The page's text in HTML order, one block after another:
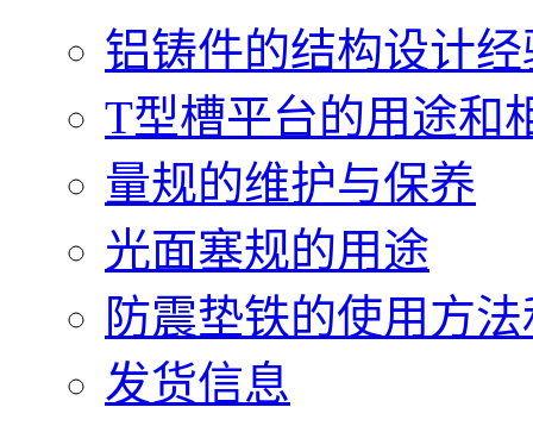
铝铸件的结构设计经
T型槽平台的用途和
量规的维护与保养
光面塞规的用途
防震垫铁的使用方
发货信息